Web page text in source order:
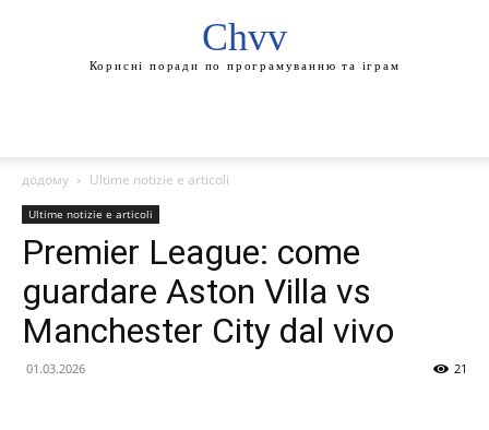
Chvv
Корисні поради по програмуванню та іграм
додому Ultime notizie e articoli
Ultime notizie e articoli
Premier League: come
guardare Aston Villa vs
Manchester City dal vivo
01.03.2026 21